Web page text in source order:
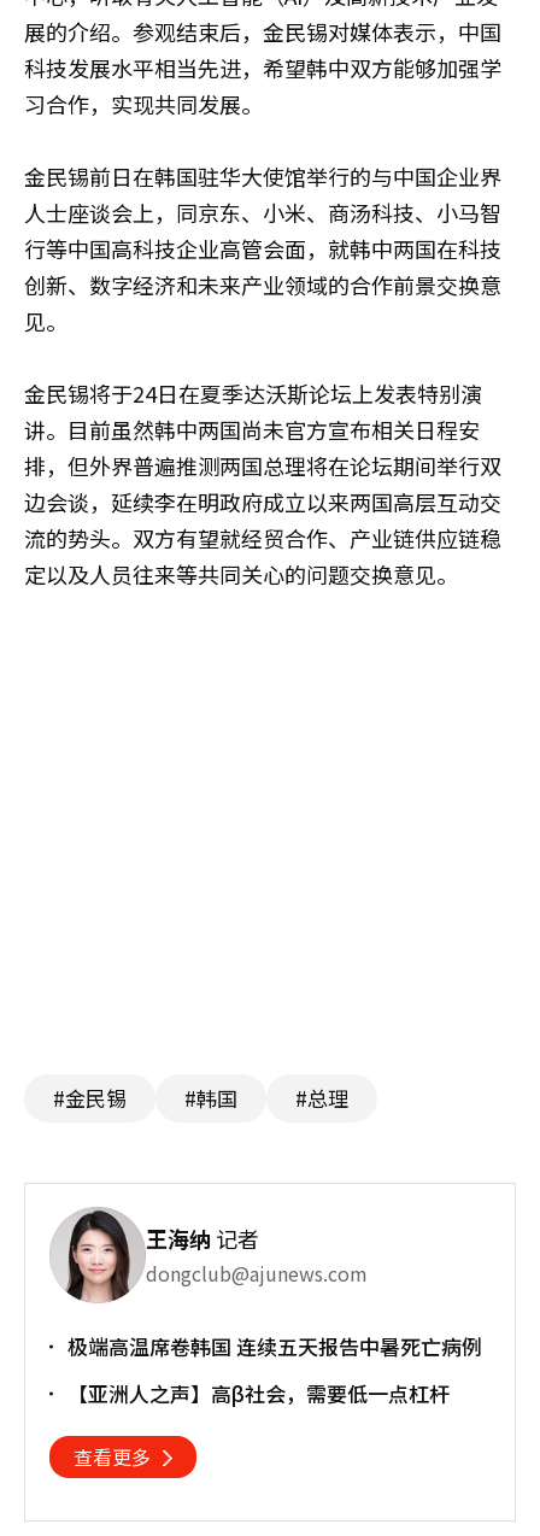
展的介绍。参观结束后，金民锡对媒体表示，中国
科技发展水平相当先进，希望韩中双方能够加强学
习合作，实现共同发展。
金民锡前日在韩国驻华大使馆举行的与中国企业界
人士座谈会上，同京东、小米、商汤科技、小马智
行等中国高科技企业高管会面，就韩中两国在科技
创新、数字经济和未来产业领域的合作前景交换意
见。
金民锡将于24日在夏季达沃斯论坛上发表特别演
讲。目前虽然韩中两国尚未官方宣布相关日程安
排，但外界普遍推测两国总理将在论坛期间举行双
边会谈，延续李在明政府成立以来两国高层互动交
流的势头。双方有望就经贸合作、产业链供应链稳
定以及人员往来等共同关心的问题交换意见。
#金民锡 #韩国 #总理
王海纳 记者
dongclub@ajunews.com
极端高温席卷韩国 连续五天报告中暑死亡病例
【亚洲人之声】高β社会，需要低一点杠杆
查看更多